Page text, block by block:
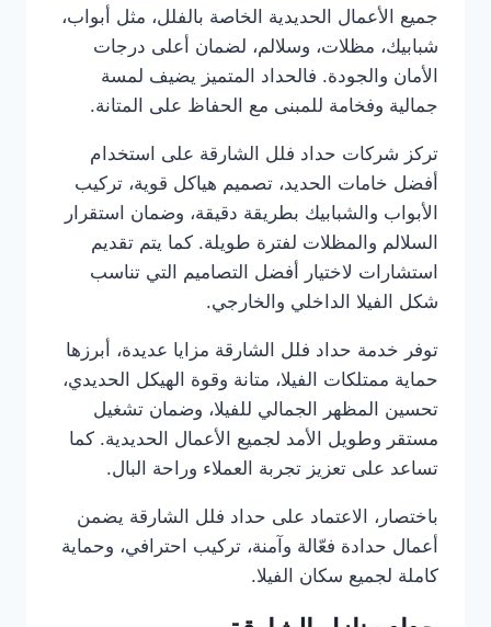
جميع الأعمال الحديدية الخاصة بالفلل، مثل أبواب،
شبابيك، مظلات، وسلالم، لضمان أعلى درجات
الأمان والجودة. فالحداد المتميز يضيف لمسة
جمالية وفخامة للمبنى مع الحفاظ على المتانة.
تركز شركات حداد فلل الشارقة على استخدام
أفضل خامات الحديد، تصميم هياكل قوية، تركيب
الأبواب والشبابيك بطريقة دقيقة، وضمان استقرار
السلالم والمظلات لفترة طويلة. كما يتم تقديم
استشارات لاختيار أفضل التصاميم التي تناسب
شكل الفيلا الداخلي والخارجي.
توفر خدمة حداد فلل الشارقة مزايا عديدة، أبرزها
حماية ممتلكات الفيلا، متانة وقوة الهيكل الحديدي،
تحسين المظهر الجمالي للفيلا، وضمان تشغيل
مستقر وطويل الأمد لجميع الأعمال الحديدية. كما
تساعد على تعزيز تجربة العملاء وراحة البال.
باختصار، الاعتماد على حداد فلل الشارقة يضمن
أعمال حدادة فعّالة وآمنة، تركيب احترافي، وحماية
كاملة لجميع سكان الفيلا.